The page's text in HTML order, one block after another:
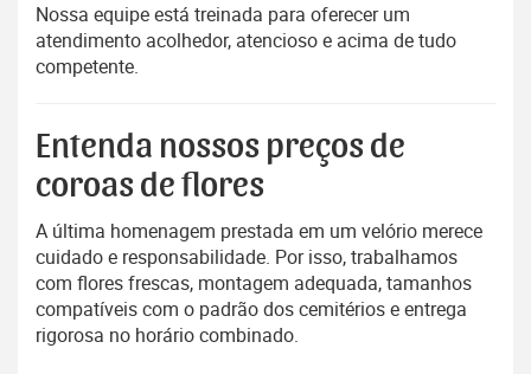
Nossa equipe está treinada para oferecer um
atendimento acolhedor, atencioso e acima de tudo
competente.
Entenda nossos preços de
coroas de flores
A última homenagem prestada em um velório merece
cuidado e responsabilidade. Por isso, trabalhamos
com flores frescas, montagem adequada, tamanhos
compatíveis com o padrão dos cemitérios e entrega
rigorosa no horário combinado.